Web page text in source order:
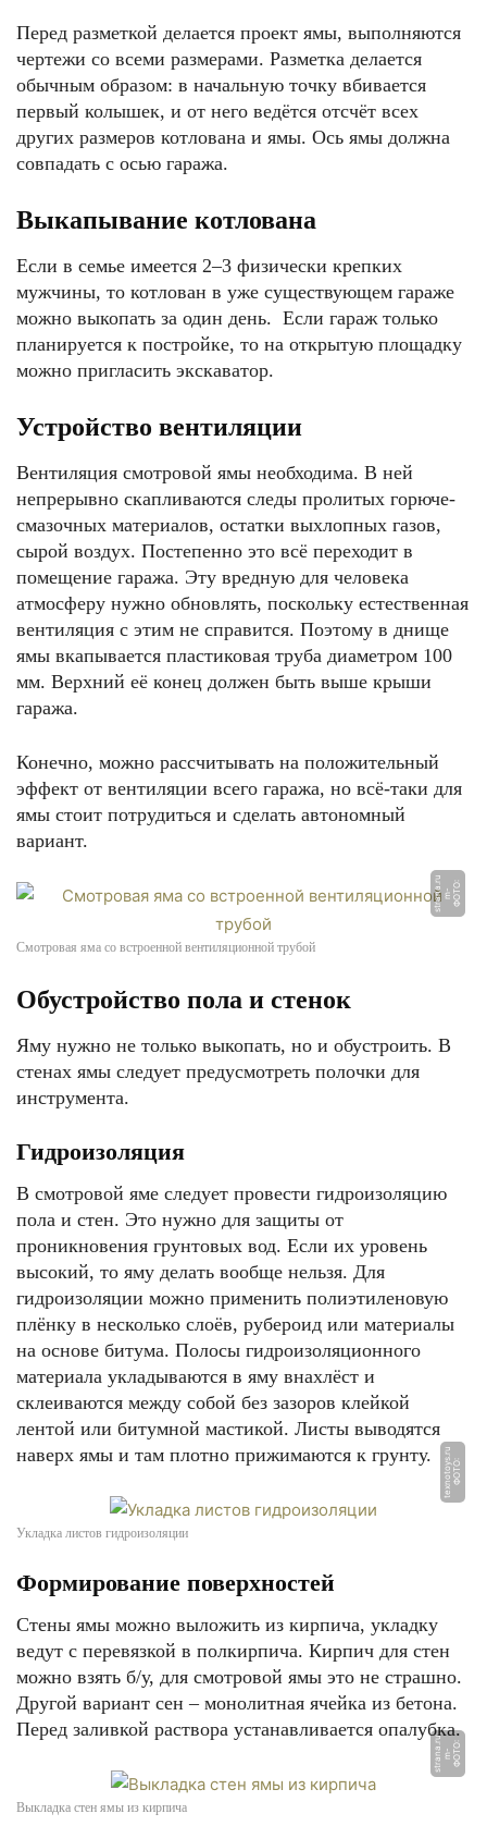
Перед разметкой делается проект ямы, выполняются
чертежи со всеми размерами. Разметка делается
обычным образом: в начальную точку вбивается
первый колышек, и от него ведётся отсчёт всех
других размеров котлована и ямы. Ось ямы должна
совпадать с осью гаража.
Выкапывание котлована
Если в семье имеется 2–3 физически крепких
мужчины, то котлован в уже существующем гараже
можно выкопать за один день. Если гараж только
планируется к постройке, то на открытую площадку
можно пригласить экскаватор.
Устройство вентиляции
Вентиляция смотровой ямы необходима. В ней
непрерывно скапливаются следы пролитых горюче-
смазочных материалов, остатки выхлопных газов,
сырой воздух. Постепенно это всё переходит в
помещение гаража. Эту вредную для человека
атмосферу нужно обновлять, поскольку естественная
вентиляция с этим не справится. Поэтому в днище
ямы вкапывается пластиковая труба диаметром 100
мм. Верхний её конец должен быть выше крыши
гаража.
Конечно, можно рассчитывать на положительный
эффект от вентиляции всего гаража, но всё-таки для
ямы стоит потрудиться и сделать автономный
вариант.
Ф
О
Т О:
m
- s
t
r
a
n
a.
r
u
Смотровая яма со встроенной вентиляционной трубой
Обустройство пола и стенок
Яму нужно не только выкопать, но и обустроить. В
стенах ямы следует предусмотреть полочки для
инструмента.
Гидроизоляция
В смотровой яме следует провести гидроизоляцию
пола и стен. Это нужно для защиты от
проникновения грунтовых вод. Если их уровень
высокий, то яму делать вообще нельзя. Для
гидроизоляции можно применить полиэтиленовую
плёнку в несколько слоёв, рубероид или материалы
на основе битума. Полосы гидроизоляционного
материала укладываются в яму внахлёст и
склеиваются между собой без зазоров клейкой
лентой или битумной мастикой. Листы выводятся
наверх ямы и там плотно прижимаются к грунту.
Ф
О
Т
О:
t
e
x
n
o
t
o
y
s.
r
u
Укладка листов гидроизоляции
Формирование поверхностей
Стены ямы можно выложить из кирпича, укладку
ведут с перевязкой в полкирпича. Кирпич для стен
можно взять б/у, для смотровой ямы это не страшно.
Другой вариант сен – монолитная ячейка из бетона.
Перед заливкой раствора устанавливается опалубка.
Ф
О
Т О:
m
- s
t
r
a
n
a.
r
u
Выкладка стен ямы из кирпича